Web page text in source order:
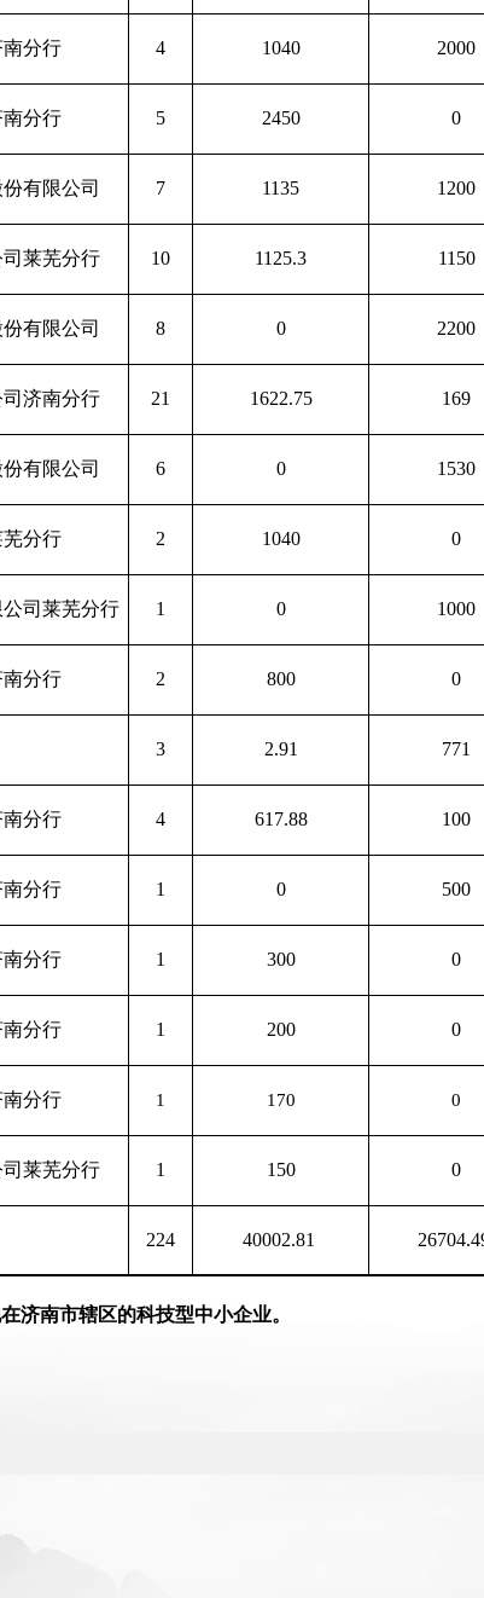
分行 4 1040 2000
分行 5 2450 0
有限公司 7 1135 1200
莱芜分行 10 1125.3 1150
有限公司 8 0 2200
济南分行 21 1622.75 169
有限公司 6 0 1530
分行 2 1040 0
司莱芜分行 1 0 1000
分行 2 800 0
3 2.91 771
南分行 4 617.88 100
分行 1 0 500
分行 1 300 0
分行 1 200 0
分行 1 170 0
莱芜分行 1 150 0
224 40002.81
济南市辖区的科技型中小企业。